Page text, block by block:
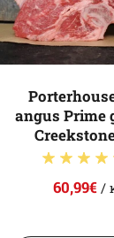
angus Prime
60,99€ /